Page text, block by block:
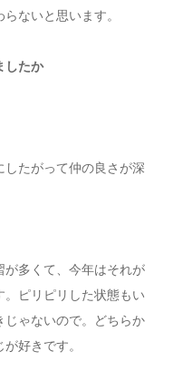
ないと思います。
したか
したがって仲の良さが深
多くて、今年はそれが
ピリピリした状態もい
じゃないので。どちらか
好きです。